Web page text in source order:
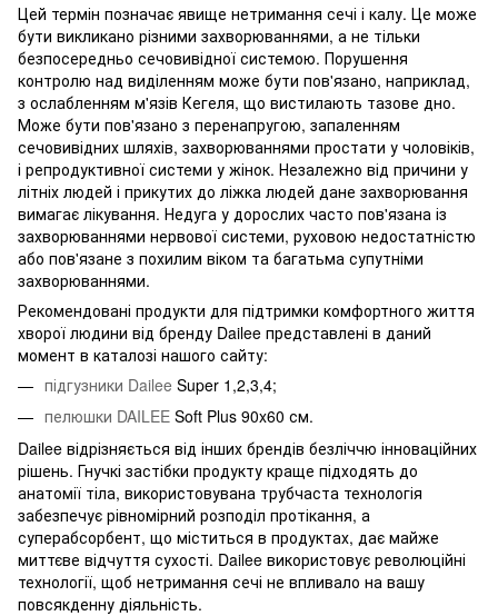
Цей термін позначає явище нетримання сечі і калу. Це може
бути викликано різними захворюваннями, а не тільки
безпосередньо сечовивідної системою. Порушення
контролю над виділенням може бути пов'язано, наприклад,
з ослабленням м'язів Кегеля, що вистилають тазове дно.
Може бути пов'язано з перенапругою, запаленням
сечовивідних шляхів, захворюваннями простати у чоловіків,
і репродуктивної системи у жінок. Незалежно від причини у
літніх людей і прикутих до ліжка людей дане захворювання
вимагає лікування. Недуга у дорослих часто пов'язана із
захворюваннями нервової системи, руховою недостатністю
або пов'язане з похилим віком та багатьма супутніми
захворюваннями.
Рекомендовані продукти для підтримки комфортного життя
хворої людини від бренду Dailee представлені в даний
момент в каталозі нашого сайту:
підгузники Dailee Super 1,2,3,4;
пелюшки DAILEE Soft Plus 90x60 см.
Dailee відрізняється від інших брендів безліччю інноваційних
рішень. Гнучкі застібки продукту краще підходять до
анатомії тіла, використовувана трубчаста технологія
забезпечує рівномірний розподіл протікання, а
суперабсорбент, що міститься в продуктах, дає майже
миттєве відчуття сухості. Dailee використовує революційні
технології, щоб нетримання сечі не впливало на вашу
повсякденну діяльність.